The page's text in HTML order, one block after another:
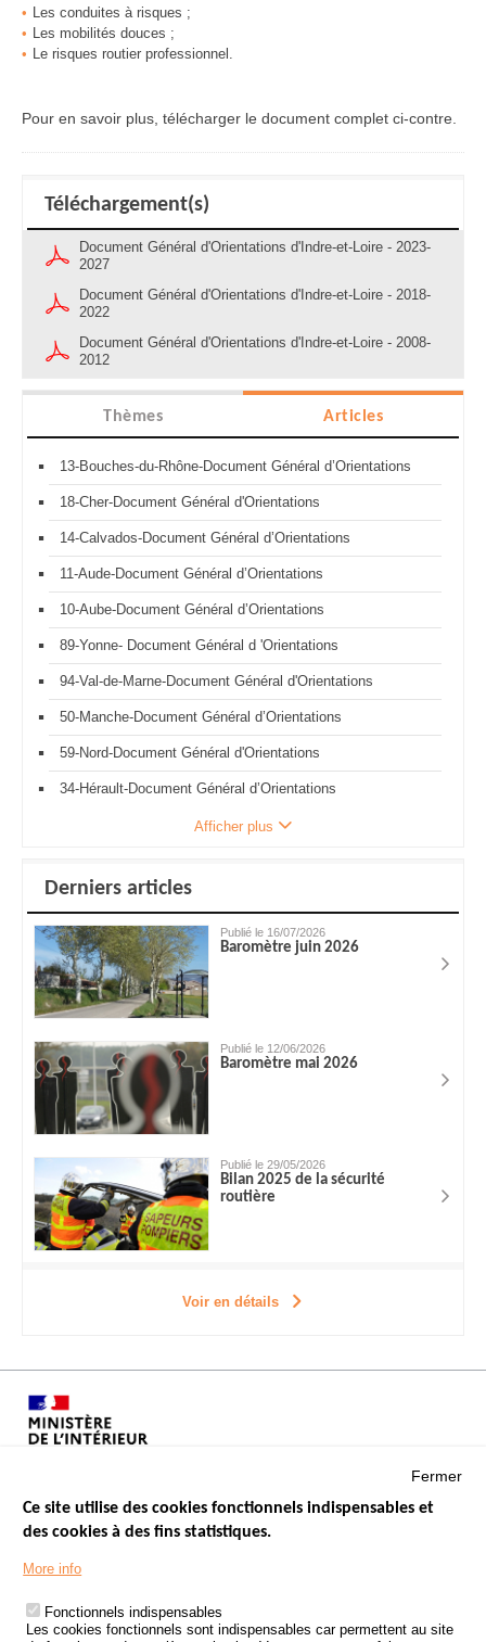
Les conduites à risques ;
Les mobilités douces ;
Le risques routier professionnel.
Pour en savoir plus, télécharger le document complet ci-contre.
Téléchargement(s)
Document Général d'Orientations d'Indre-et-Loire - 2023-
2027
Document Général d'Orientations d'Indre-et-Loire - 2018-
2022
Document Général d'Orientations d'Indre-et-Loire - 2008-
2012
Thèmes Articles
13-Bouches-du-Rhône-Document Général d’Orientations
18-Cher-Document Général d'Orientations
14-Calvados-Document Général d’Orientations
11-Aude-Document Général d’Orientations
10-Aube-Document Général d’Orientations
89-Yonne- Document Général d 'Orientations
94-Val-de-Marne-Document Général d'Orientations
50-Manche-Document Général d’Orientations
59-Nord-Document Général d'Orientations
34-Hérault-Document Général d’Orientations
Afficher plus
Derniers articles
Publié le 16/07/2026
Baromètre juin 2026
Publié le 12/06/2026
Baromètre mai 2026
Publié le 29/05/2026
Bilan 2025 de la sécurité
routière
Voir en détails
Menu
Footer
LES SITES PUBLICS
ÉTAT DE L’INSÉCURITÉ ROUTIÈRE
TRAITEMENT DES DONNÉES PERSONNELLES DES ACCIDENTS DE
Fermer
Ce site utilise des cookies fonctionnels indispensables et
des cookies à des fins statistiques.
More info
Fonctionnels indispensables
Les cookies fonctionnels sont indispensables car permettent au site